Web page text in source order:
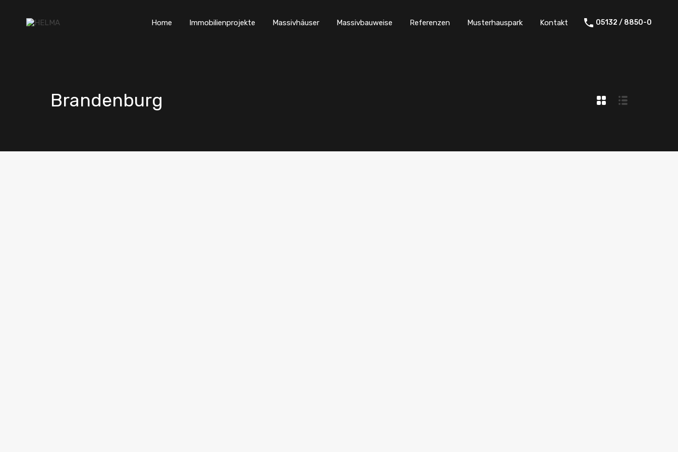
Home Immobilienprojekte Massivhäuser Massivbauweise Referenzen Musterhauspark Kontakt 05132 / 8850-0
Brandenburg